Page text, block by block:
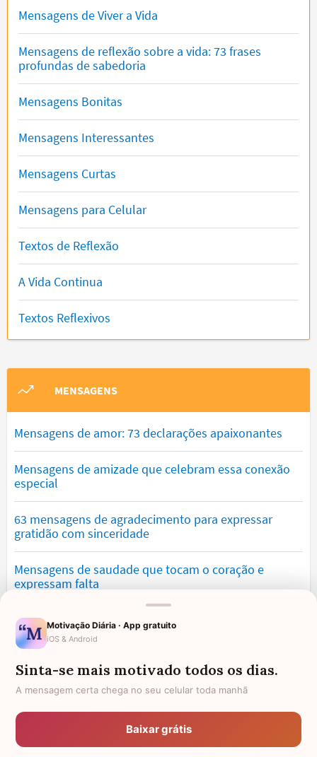
Mensagens de Viver a Vida
Mensagens de reflexão sobre a vida: 73 frases
profundas de sabedoria
Mensagens Bonitas
Mensagens Interessantes
Mensagens Curtas
Mensagens para Celular
Textos de Reflexão
A Vida Continua
Textos Reflexivos
MENSAGENS
Mensagens de amor: 73 declarações apaixonantes
Mensagens de amizade que celebram essa conexão
especial
63 mensagens de agradecimento para expressar
gratidão com sinceridade
Mensagens de saudade que tocam o coração e
expressam falta
Mensagens de otimismo que vão encher você de
confiança
Mensagens para namorado: declare o seu amor com
palavras lindas
Mensagens de desculpa sinceras para corrigir erros e
Motivação Diária · App gratuito
iOS & Android
Sinta-se mais motivado todos os dias.
A mensagem certa chega no seu celular toda manhã
Baixar grátis